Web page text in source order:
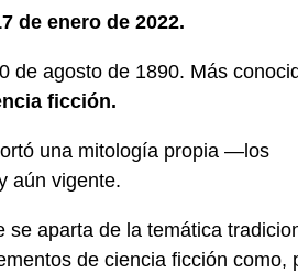
de enero de 2022.
de agosto de 1890. Más
ficción.
una mitología propia —los
aún vigente.
se aparta de la temática
de ciencia ficción como,